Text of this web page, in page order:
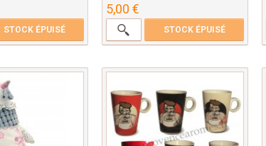
STOCK ÉPUISÉ
5,00 €
STOCK ÉPUISÉ